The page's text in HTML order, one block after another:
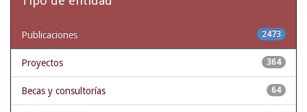
2473
Publicaciones
364
Proyectos
64
Becas y consultorías